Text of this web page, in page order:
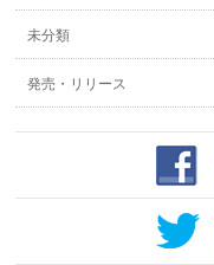
未分類
発売・リリース